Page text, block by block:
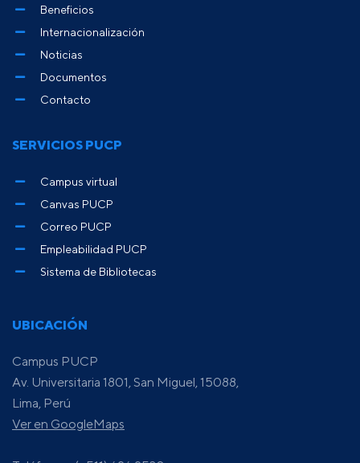
UBICACIÓN
Campus PUCP
Av. Universitaria 1801, San Miguel, 15088,
Lima, Perú
Ver en GoogleMaps
Beneficios
Internacionalización
Noticias
Documentos
Contacto
SERVICIOS PUCP
Campus virtual
Canvas PUCP
Correo PUCP
Empleabilidad PUCP
Sistema de Bibliotecas